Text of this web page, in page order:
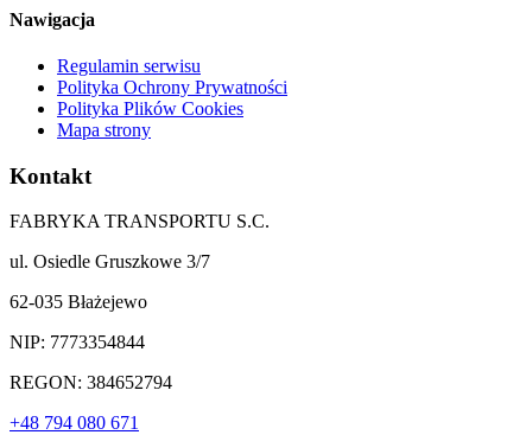
Nawigacja
Regulamin serwisu
Polityka Ochrony Prywatności
Polityka Plików Cookies
Mapa strony
Kontakt
FABRYKA TRANSPORTU S.C.
ul. Osiedle Gruszkowe 3/7
62-035 Błażejewo
NIP: 7773354844
REGON: 384652794
+48 794 080 671